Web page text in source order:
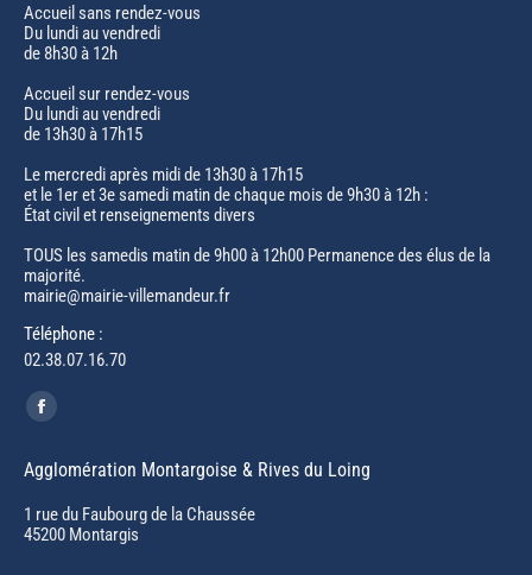
Accueil sans rendez-vous
Du lundi au vendredi
de 8h30 à 12h
Accueil sur rendez-vous
Du lundi au vendredi
de 13h30 à 17h15
Le mercredi après midi de 13h30 à 17h15
et le 1er et 3e samedi matin de chaque mois de 9h30 à 12h :
État civil et renseignements divers
TOUS les samedis matin de 9h00 à 12h00 Permanence des élus de la
majorité.
mairie@mairie-villemandeur.fr
Téléphone :
02.38.07.16.70
Trouvez nous sur :
Facebook
opens
in
new
Agglomération Montargoise & Rives du Loing
1 rue du Faubourg de la Chaussée
45200 Montargis